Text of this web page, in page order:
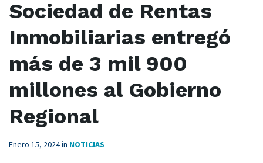
Sociedad de Rentas
Inmobiliarias entregó
más de 3 mil 900
millones al Gobierno
Regional
Enero 15, 2024in NOTICIAS